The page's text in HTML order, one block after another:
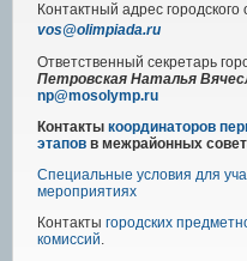
Контактный адрес городского
vos@olimpiada.ru
Ответственный секретарь
Петровская Наталья
np@mosolymp.ru
Контакты координаторов
этапов в межрайонных
Специальные условия для
мероприятиях
Контакты городских
комиссий.